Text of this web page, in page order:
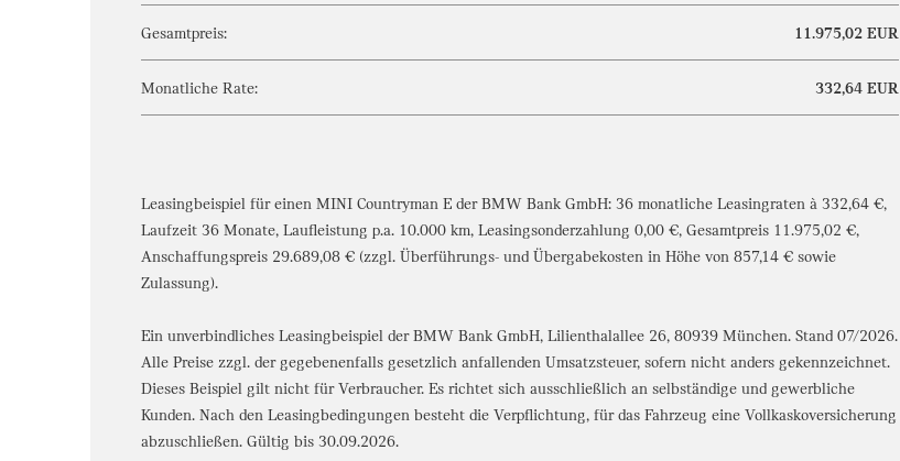
Gesamtpreis: 11.975,02 EUR
Monatliche Rate: 332,64 EUR
Leasingbeispiel für einen MINI Countryman E der BMW Bank GmbH: 36 monatliche Leasingraten à 332,64 €,
Laufzeit 36 Monate, Laufleistung p.a. 10.000 km, Leasingsonderzahlung 0,00 €, Gesamtpreis 11.975,02 €,
Anschaffungspreis 29.689,08 € (zzgl. Überführungs- und Übergabekosten in Höhe von 857,14 € sowie
Zulassung).
Ein unverbindliches Leasingbeispiel der BMW Bank GmbH, Lilienthalallee 26, 80939 München. Stand 07/2026.
Alle Preise zzgl. der gegebenenfalls gesetzlich anfallenden Umsatzsteuer, sofern nicht anders gekennzeichnet.
Dieses Beispiel gilt nicht für Verbraucher. Es richtet sich ausschließlich an selbständige und gewerbliche
Kunden. Nach den Leasingbedingungen besteht die Verpflichtung, für das Fahrzeug eine Vollkaskoversicherung
abzuschließen. Gültig bis 30.09.2026.